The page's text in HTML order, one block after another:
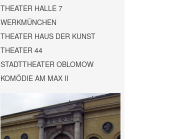
THEATER HALLE 7
WERKMÜNCHEN
THEATER HAUS DER KUNST
THEATER 44
STADTTHEATER OBLOMOW
KOMÖDIE AM MAX II